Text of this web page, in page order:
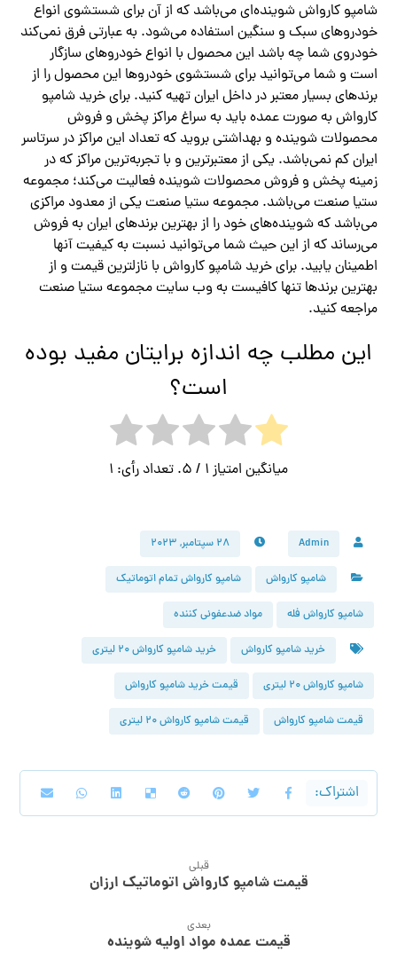
شامپو کارواش شوینده‌ای می‌باشد که از آن برای شستشوی انواع
خودروهای سبک و سنگین استفاده می‌شود. به عبارتی فرق نمی‌کند
خودروی شما چه باشد این محصول با انواع خودروهای سازگار
است و شما می‌توانید برای شستشوی خودروها این محصول را از
برندهای بسیار معتبر در داخل ایران تهیه کنید. برای خرید شامپو
کارواش به صورت عمده باید به سراغ مراکز پخش و فروش
محصولات شوینده و بهداشتی بروید که تعداد این مراکز در سرتاسر
ایران کم نمی‌باشد. یکی از معتبرترین و با تجربه‌ترین مراکز که در
زمینه پخش و فروش محصولات شوینده فعالیت می‌کند؛ مجموعه
ستیا صنعت می‌باشد. مجموعه ستیا صنعت یکی از معدود مراکزی
می‌باشد که شوینده‌های خود را از بهترین برندهای ایران به فروش
می‌رساند که از این حیث شما می‌توانید نسبت به کیفیت آنها
اطمینان یابید. برای خرید شامپو کارواش با نازلترین قیمت و از
بهترین برندها تنها کافیست به وب سایت مجموعه ستیا صنعت
مراجعه کنید.
این مطلب چه اندازه برایتان مفید بوده
است؟
میانگین امتیاز 1 / 5. تعداد رأی: 1
Admin ۲۸ سپتامبر, ۲۰۲۳
شامپو کارواش شامپو کارواش تمام اتوماتیک
شامپو کارواش فله مواد ضدعفونی کننده
خرید شامپو کارواش خرید شامپو کارواش ۲۰ لیتری
شامپو کارواش ۲۰ لیتری قیمت خرید شامپو کارواش
قیمت شامپو کارواش قیمت شامپو کارواش ۲۰ لیتری
قبلی
قیمت شامپو کارواش اتوماتیک ارزان
بعدی
قیمت عمده مواد اولیه شوینده